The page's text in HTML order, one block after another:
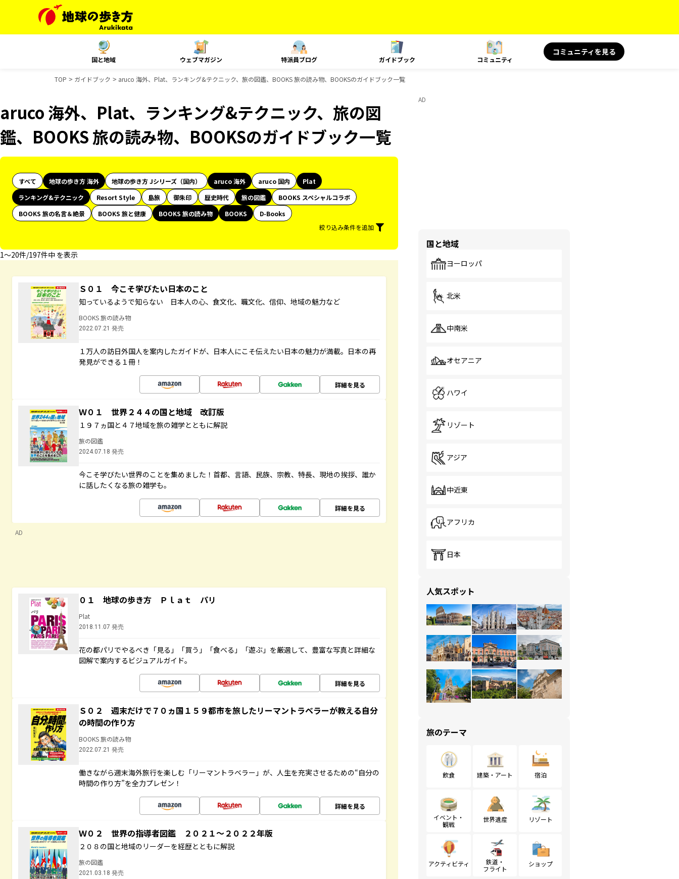
国と地域 ウェブマガジン 特派員ブログ ガイドブック コミュニティ
コミュニティを見る
TOP ガイドブック aruco 海外、Plat、ランキング&テクニック、旅の図鑑、BOOKS 旅の読み物、BOOKSのガイドブック一覧
aruco 海外、Plat、ランキング&テクニック、旅の図
鑑、BOOKS 旅の読み物、BOOKSのガイドブック一覧
すべて 地球の歩き方 海外 地球の歩き方 Jシリーズ（国内） aruco 海外 aruco 国内
Plat
ランキング&テクニック
Resort Style 島旅 御朱印 歴史時代 旅の図鑑
BOOKS スペシャルコラボ
BOOKS 旅の名言＆絶景
BOOKS 旅と健康 BOOKS 旅の読み物 BOOKS
D-Books
絞り込み条件を追加
1〜20件/197件中 を表示
Ｓ０１ 今こそ学びたい日本のこと
知っているようで知らない 日本人の心、食文化、職文化、信仰、地域の魅力など
BOOKS 旅の読み物
2022.07.21 発売
１万人の訪日外国人を案内したガイドが、日本人にこそ伝えたい日本の魅力が満載。日本の再
発見ができる１冊！
詳細を見る
Ｗ０１ 世界２４４の国と地域 改訂版
１９７ヵ国と４７地域を旅の雑学とともに解説
旅の図鑑
2024.07.18 発売
今こそ学びたい世界のことを集めました！首都、言語、民族、宗教、特長、現地の挨拶、誰か
に話したくなる旅の雑学も。
詳細を見る
AD
０１ 地球の歩き方 Ｐｌａｔ パリ
Plat
2018.11.07 発売
花の都パリでやるべき「見る」「買う」「食べる」「遊ぶ」を厳選して、豊富な写真と詳細な
図解で案内するビジュアルガイド。
詳細を見る
Ｓ０２ 週末だけで７０ヵ国１５９都市を旅したリーマントラベラーが教える自分
の時間の作り方
BOOKS 旅の読み物
2022.07.21 発売
働きながら週末海外旅行を楽しむ「リーマントラベラー」が、人生を充実させるための“自分の
時間の作り方”を全力プレゼン！
詳細を見る
Ｗ０２ 世界の指導者図鑑 ２０２１～２０２２年版
２０８の国と地域のリーダーを経歴とともに解説
旅の図鑑
2021.03.18 発売
AD
国と地域
ヨーロッパ
北米
中南米
オセアニア
ハワイ
リゾート
アジア
中近東
アフリカ
日本
人気スポット
旅のテーマ
飲食 建築・アート 宿泊
イベント・
観戦
世界遺産 リゾート
アクティビティ
鉄道・
フライト
ショップ